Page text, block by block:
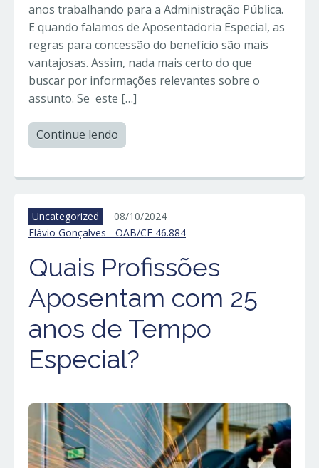
anos trabalhando para a Administração Pública.
E quando falamos de Aposentadoria Especial, as
regras para concessão do benefício são mais
vantajosas. Assim, nada mais certo do que
buscar por informações relevantes sobre o
assunto. Se este […]
Continue lendo
Uncategorized
08/10/2024
Flávio Gonçalves - OAB/CE 46.884
Quais Profissões
Aposentam com 25
anos de Tempo
Especial?